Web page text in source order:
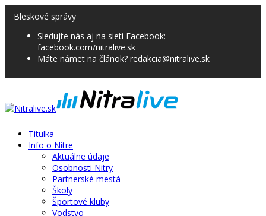
Bleskové správy
Sledujte nás aj na sieti Facebook:
facebook.com/nitralive.sk
Máte námet na článok? redakcia@nitralive.sk
Titulka
Info o Nitre
Aktuálne údaje
Osobnosti Nitry
Partnerské mestá
Školy
Športové kluby
Vodstvo